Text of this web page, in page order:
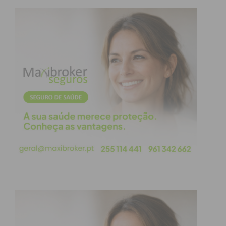
atletas, centenas de técnicos e familiares a
instalarem-se em Paredes, praticamente durante
Nesta edição do Paredes Handball Cup
preparamos, além da competição e da animação,
um conjunto de melhorias na logística, na
segurança, na alimentação e transportes e no
acolhimento aos nossos voluntários.
as preocupações ambientais. Prevemos usar
água a cada atleta que terá pontos de
abastecimento de água nos locais da competição e
nos alojamentos. Iremos ainda reduzir o número de